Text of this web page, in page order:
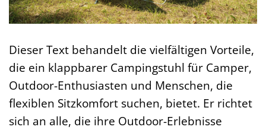
Dieser Text behandelt die vielfältigen Vorteile,
die ein klappbarer Campingstuhl für Camper,
Outdoor-Enthusiasten und Menschen, die
flexiblen Sitzkomfort suchen, bietet. Er richtet
sich an alle, die ihre Outdoor-Erlebnisse